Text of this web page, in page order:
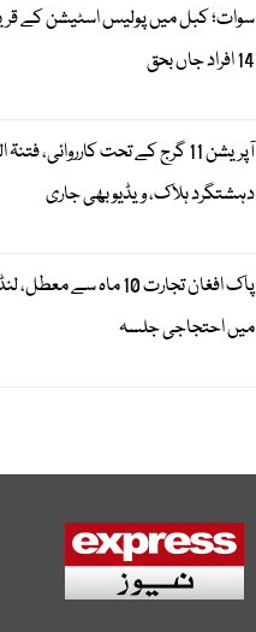
سوات؛ کبل میں پولیس اسٹیشن کے
14 افراد جاں بحق
دہشتگرد ہلاک، ویڈیو بھی جاری
پاک افغان تجارت 10 ماہ سے
میں احتجاجی جلسہ